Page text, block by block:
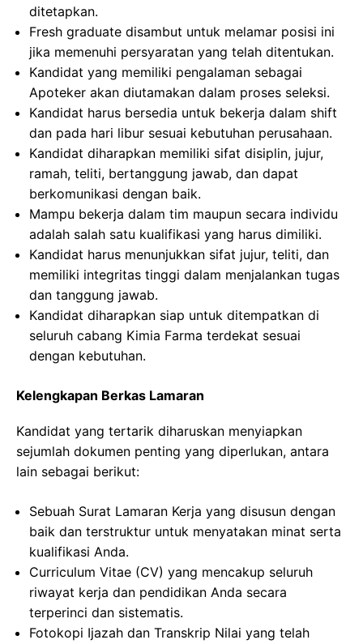
ditetapkan.
Fresh graduate disambut untuk melamar posisi ini
jika memenuhi persyaratan yang telah ditentukan.
Kandidat yang memiliki pengalaman sebagai
Apoteker akan diutamakan dalam proses seleksi.
Kandidat harus bersedia untuk bekerja dalam shift
dan pada hari libur sesuai kebutuhan perusahaan.
Kandidat diharapkan memiliki sifat disiplin, jujur,
ramah, teliti, bertanggung jawab, dan dapat
berkomunikasi dengan baik.
Mampu bekerja dalam tim maupun secara individu
adalah salah satu kualifikasi yang harus dimiliki.
Kandidat harus menunjukkan sifat jujur, teliti, dan
memiliki integritas tinggi dalam menjalankan tugas
dan tanggung jawab.
Kandidat diharapkan siap untuk ditempatkan di
seluruh cabang Kimia Farma terdekat sesuai
dengan kebutuhan.
Kelengkapan Berkas Lamaran
Kandidat yang tertarik diharuskan menyiapkan
sejumlah dokumen penting yang diperlukan, antara
lain sebagai berikut:
Sebuah Surat Lamaran Kerja yang disusun dengan
baik dan terstruktur untuk menyatakan minat serta
kualifikasi Anda.
Curriculum Vitae (CV) yang mencakup seluruh
riwayat kerja dan pendidikan Anda secara
terperinci dan sistematis.
Fotokopi Ijazah dan Transkrip Nilai yang telah